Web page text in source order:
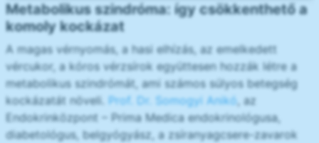
Metabolikus szindróma: így csökkenthető a
komoly kockázat
A magas vérnyomás, a hasi elhízás, az emelkedett
vércukor, a kóros vérzsírok együttesen hozzák létre a
metabolikus szindrómát, ami számos súlyos betegség
kockázatát növeli. Prof. Dr. Somogyi Anikó , az
Endokrinközpont – Prima Medica endokrinológusa,
diabetológus, belgyógyász, a zsíranyagcsere-zavarok